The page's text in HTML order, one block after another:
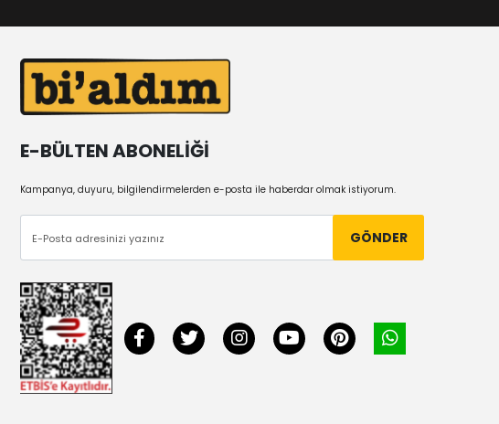
E-BÜLTEN ABONELİĞİ
Kampanya, duyuru, bilgilendirmelerden e-posta ile haberdar olmak istiyorum.
GÖNDER